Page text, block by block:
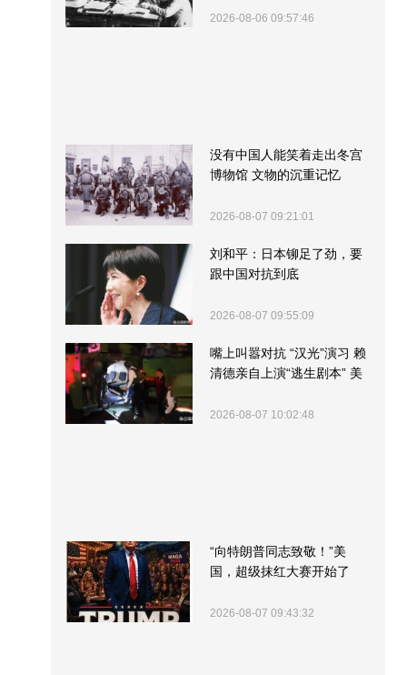
2026-08-06 09:57:46
没有中国人能笑着走出冬宫
博物馆 文物的沉重记忆
2026-08-07 09:21:01
刘和平：日本铆足了劲，要
跟中国对抗到底
2026-08-07 09:55:09
嘴上叫嚣对抗 “汉光”演习 赖
清德亲自上演“逃生剧本” 美
2026-08-07 10:02:48
“向特朗普同志致敬！”美
国，超级抹红大赛开始了
2026-08-07 09:43:32